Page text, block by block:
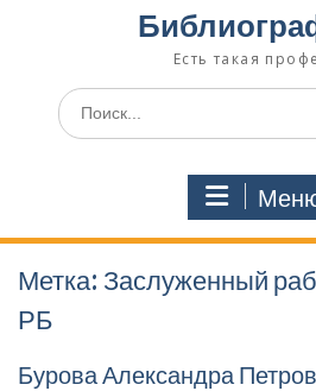
Есть такая
Поиск
по:
Метка: Заслуженный
РБ
Бурова Александра